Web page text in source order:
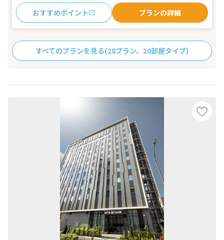
おすすめポイント プランの詳細
すべてのプランを見る(28プラン、20部屋タイプ)